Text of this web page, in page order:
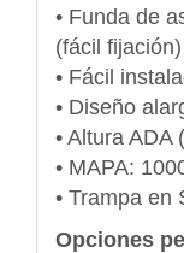
• Funda de
(fácil fijación)
• Fácil
• Diseño
• Altura ADA
• MAPA:
• Trampa en
Opciones